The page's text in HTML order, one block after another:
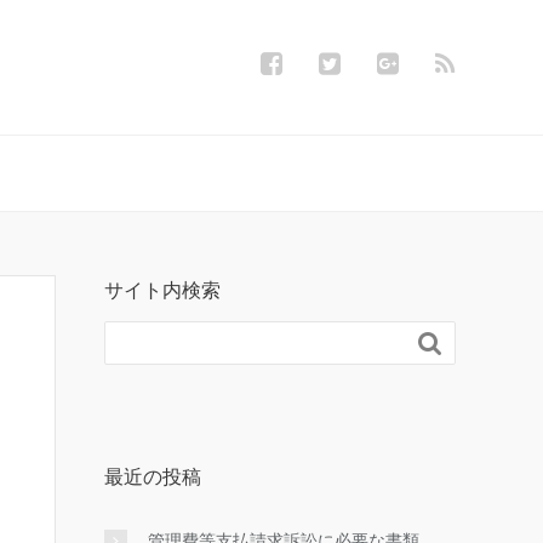
サイト内検索

最近の投稿